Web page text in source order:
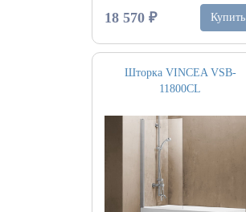
18 570 ₽ Купить
Шторка VINCEA VSB-
11800CL